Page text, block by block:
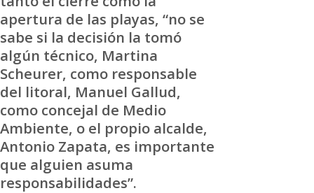
apertura de las playas, “no se
sabe si la decisión la tomó
algún técnico, Martina
Scheurer, como responsable
del litoral, Manuel Gallud,
como concejal de Medio
Ambiente, o el propio alcalde,
Antonio Zapata, es importante
que alguien asuma
responsabilidades”.